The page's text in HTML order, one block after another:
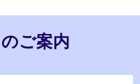
ご案内